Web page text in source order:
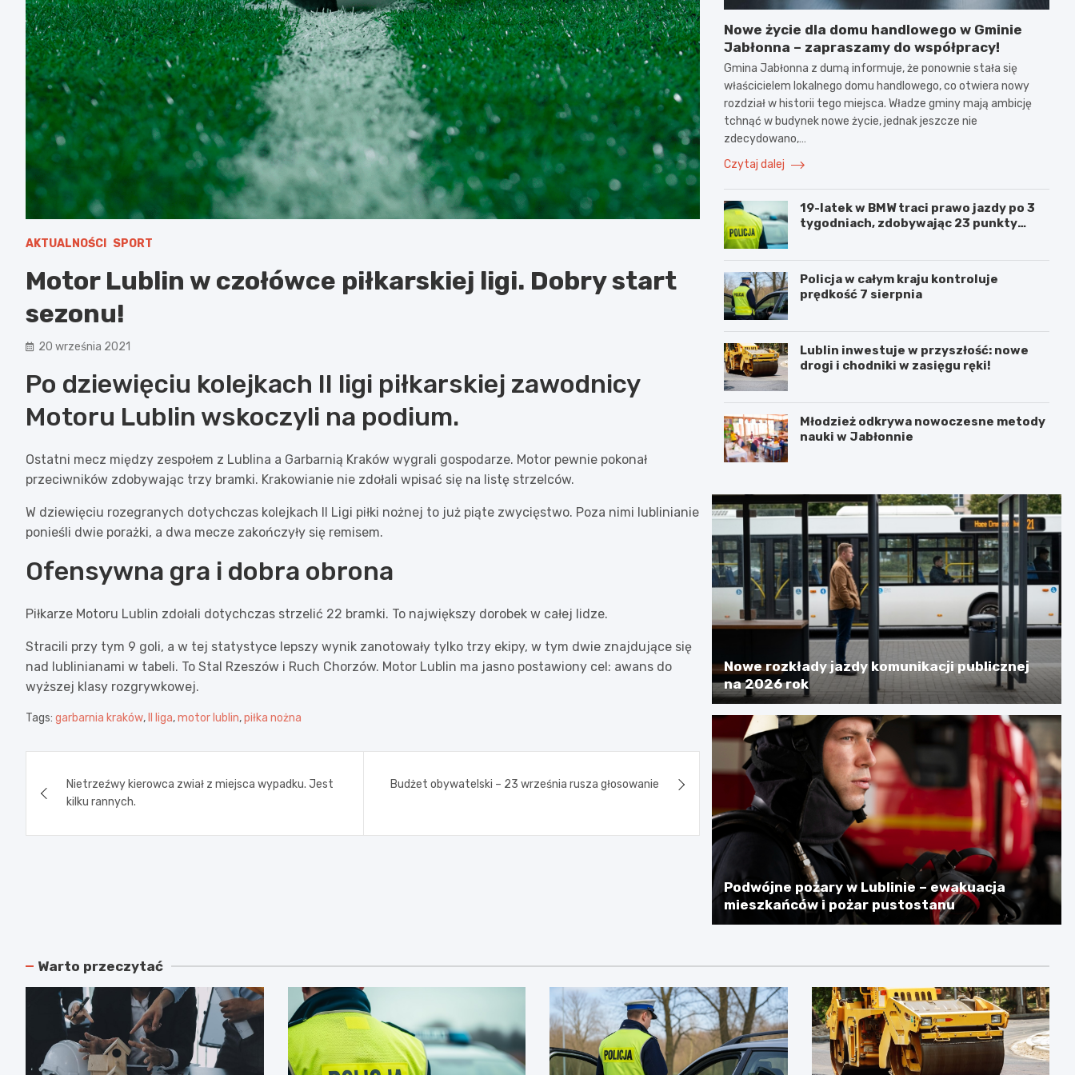
AKTUALNOŚCI SPORT
Motor Lublin w czołówce piłkarskiej ligi. Dobry start
sezonu!
20 września 2021
Po dziewięciu kolejkach II ligi piłkarskiej zawodnicy
Motoru Lublin wskoczyli na podium.
Ostatni mecz między zespołem z Lublina a Garbarnią Kraków wygrali gospodarze. Motor pewnie pokonał
przeciwników zdobywając trzy bramki. Krakowianie nie zdołali wpisać się na listę strzelców.
W dziewięciu rozegranych dotychczas kolejkach II Ligi piłki nożnej to już piąte zwycięstwo. Poza nimi lublinianie
ponieśli dwie porażki, a dwa mecze zakończyły się remisem.
Ofensywna gra i dobra obrona
Piłkarze Motoru Lublin zdołali dotychczas strzelić 22 bramki. To największy dorobek w całej lidze.
Stracili przy tym 9 goli, a w tej statystyce lepszy wynik zanotowały tylko trzy ekipy, w tym dwie znajdujące się
nad lublinianami w tabeli. To Stal Rzeszów i Ruch Chorzów. Motor Lublin ma jasno postawiony cel: awans do
wyższej klasy rozgrywkowej.
Tags: garbarnia kraków, II liga,motor lublin,piłka nożna
wpisuNietrzeźwy kierowca zwiał z miejsca wypadku. Jest
kilku rannych.
Budżet obywatelski – 23 września rusza głosowanie
Nowe życie dla domu handlowego w Gminie
Jabłonna – zapraszamy do współpracy!
Gmina Jabłonna z dumą informuje, że ponownie stała się
właścicielem lokalnego domu handlowego, co otwiera nowy
rozdział w historii tego miejsca. Władze gminy mają ambicję
tchnąć w budynek nowe życie, jednak jeszcze nie
zdecydowano,…
Czytaj dalej
19-latek w BMW traci prawo jazdy po 3
tygodniach, zdobywając 23 punkty
Policja w całym kraju kontroluje
prędkość 7 sierpnia
Lublin inwestuje w przyszłość: nowe
drogi i chodniki w zasięgu ręki!
Młodzież odkrywa nowoczesne metody
nauki w Jabłonnie
Nowe rozkłady jazdy komunikacji publicznej
na 2026 rok
Podwójne pożary w Lublinie – ewakuacja
mieszkańców i pożar pustostanu
Warto przeczytać